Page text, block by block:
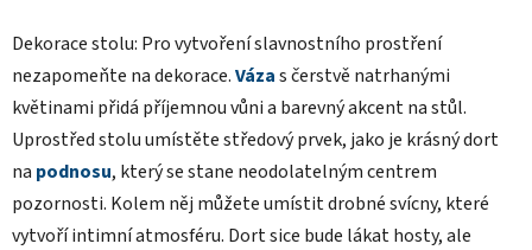
Dekorace stolu: Pro vytvoření slavnostního prostření
nezapomeňte na dekorace.Vázas čerstvě natrhanými
květinami přidá příjemnou vůni a barevný akcent na stůl.
Uprostřed stolu umístěte středový prvek, jako je krásný dort
na podnosu, který se stane neodolatelným centrem
pozornosti. Kolem něj můžete umístit drobné svícny, které
vytvoří intimní atmosféru. Dort sice bude lákat hosty, ale